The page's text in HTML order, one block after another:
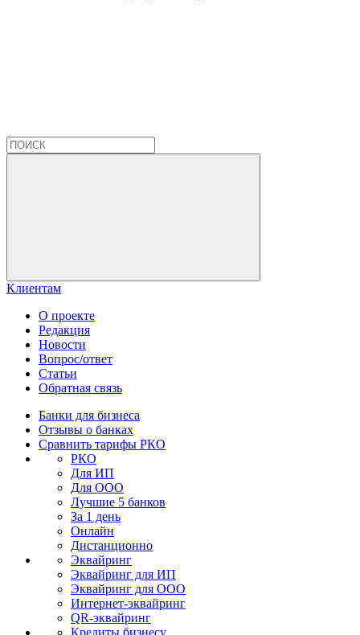
Клиентам
О проекте
Редакция
Новости
Вопрос/ответ
Статьи
Обратная связь
Банки для бизнеса
Отзывы о банках
Сравнить тарифы РКО
РКО
Для ИП
Для ООО
Лучшие 5 банков
За 1 день
Онлайн
Дистанционно
Эквайринг
Эквайринг для ИП
Эквайринг для ООО
Интернет-эквайринг
QR-эквайринг
Кредиты бизнесу